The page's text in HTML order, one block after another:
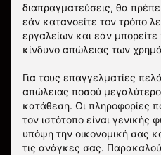
διαπραγματεύσεις, θα
εάν κατανοείτε τον τρόπο
εργαλείων και εάν
κίνδυνο απώλειας των
Για τους επαγγελματίες
απώλειας ποσού
κατάθεση. Οι πληροφορίες
τον ιστότοπο είναι
υπόψη την οικονομική σας
τις ανάγκες σας.